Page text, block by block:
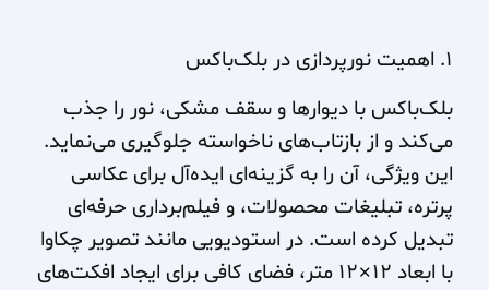
۱. اهمیت نورپردازی در بلک‌باکس
بلک‌باکس با دیوارها و سقف مشکی، نور را جذب
می‌کند و از بازتاب‌های ناخواسته جلوگیری می‌نماید.
این ویژگی، آن را به گزینه‌ای ایده‌آل برای عکاسی
پرتره، تبلیغات محصولات، و فیلم‌برداری حرفه‌ای
تبدیل کرده است. در استودیویی مانند تصویر چکاوا
با ابعاد ۱۲×۱۲ متر، فضای کافی برای ایجاد افکت‌های